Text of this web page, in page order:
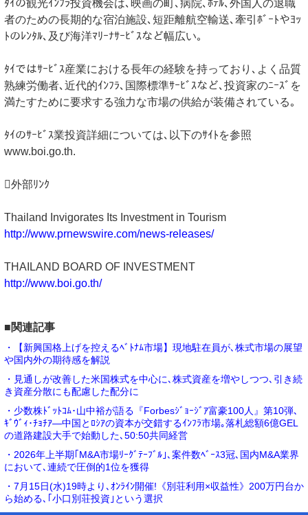
ﾀｲの観光ｲﾝﾌﾗ投資機会は､映画の町､病院､ﾎﾃﾙ､外国人の退職
者のための長期的な宿泊施設､短距離航空輸送､牽引ﾎﾞｰﾄやﾖｯ
ﾄのﾚﾝﾀﾙ､及び海洋ﾏﾘｰﾅｻｰﾋﾞｽなど幅広い｡
ﾀｲではｻｰﾋﾞｽ産業における長年の経験を持っており､よく品質
熟練労働者､近代的ｲﾝﾌﾗ､国際標準ｻｰﾋﾞｽなど､投資家のﾆｰｽﾞを
満たすために要求する強力な市場の供給が装備されている｡
ﾀｲのｻｰﾋﾞｽ業投資詳細については､以下のｻｲﾄを参照
www.boi.go.th.
外部ﾘﾝｸ
Thailand Invigorates Its Investment in Tourism
http://www.prnewswire.com/news-releases/
THAILAND BOARD OF INVESTMENT
http://www.boi.go.th/
■関連記事
・【新興国格上げを控えるﾍﾞﾄﾅﾑ市場】現地駐在員が､株式市場の展望
や国内外の期待感を解説
・見通しが改善した米国株式を中心に､株式資産を増やしつつ､引き続
き資産分散にも配慮した配分に
・少数株ﾄﾞｯﾄｺﾑ･山中裕が語る『Forbesｼﾞｮｰｼﾞｱ富豪100人』第10弾､
ｷﾞｳﾞｨ･ﾁｮﾁｱ―中国とﾛｼｱの資本が交錯するｲﾝﾌﾗ市場｡落札総額6億GEL
の道路建設大手で始動した､50:50共同経営
・2026年上半期｢M&A市場ﾘｰｸﾞﾃｰﾌﾞﾙ｣､案件数ﾍﾞｰｽ3冠､国内M&A業界
において､連続で圧倒的1位を獲得
・7月15日(水)19時より､ｵﾝﾗｲﾝ開催!《別荘利用×収益性》200万円台か
ら始める､｢小口別荘投資｣という選択